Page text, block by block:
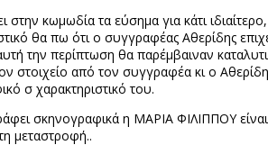
στην κωμωδία τα εύσημα για κάτι
θα πω ότι ο συγγραφέας Αθερίδης
την περίπτωση θα παρέμβαιναν
στοιχείο από τον συγγραφέα κι ο
σ χαρακτηριστικό του.
σκηνογραφικά η ΜΑΡΙΑ ΦΙΛΙΠΠΟΥ
μεταστροφή..